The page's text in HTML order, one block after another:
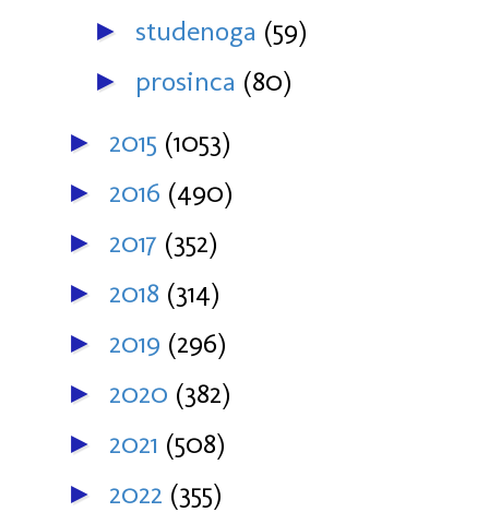
► studenoga (59)
► prosinca (80)
► 2015 (1053)
► 2016 (490)
► 2017 (352)
► 2018 (314)
► 2019 (296)
► 2020 (382)
► 2021 (508)
► 2022 (355)